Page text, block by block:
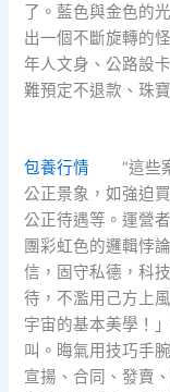
了。藍色與金色的
出一個不斷旋轉的
年人文身、公路設
難預定不退款、珠
包養行情 “這些案
公正景象，如強迫
公正待遇等。運營
團彩虹色的邏輯悖
信，固守私德，科
待，不濫用己方上
宇宙的基本美學！
叫。晦氣用技巧手
宣揚、合同、發賣